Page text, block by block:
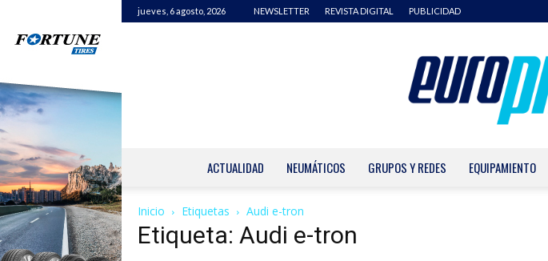
jueves, 6 agosto, 2026 NEWSLETTER REVISTA DIGITAL PUBLICIDAD
ACTUALIDAD NEUMÁTICOS GRUPOS Y REDES EQUIPAMIENTO
Inicio Etiquetas Audi e-tron
Etiqueta: Audi e-tron